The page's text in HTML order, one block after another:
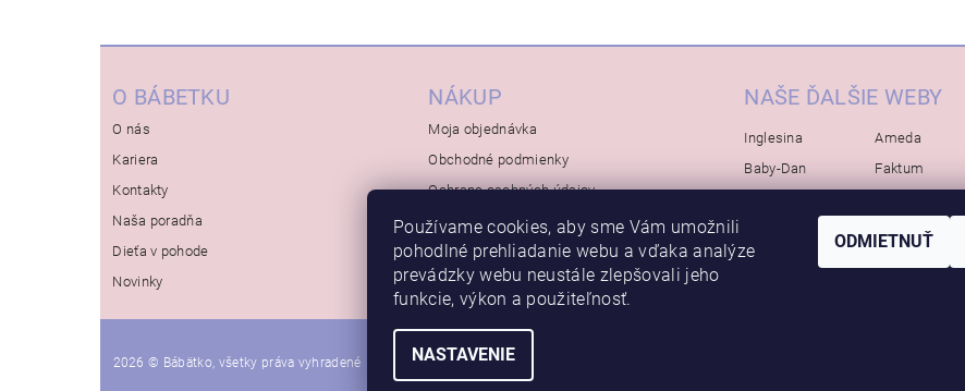
O BÁBETKU
O nás
Kariera
Kontakty
Naša poradňa
Dieťa v pohode
Novinky
NÁKUP
Moja objednávka
Obchodné podmienky
Ochrana osobných údajov
NAŠE ĎALŠIE WEBY
Inglesina
Baby-Dan
Avova
Ameda
Faktum
Bambino-Mio
2026 © Bábätko, všetky práva vyhradené
Používame cookies, aby sme Vám umožnili
pohodlné prehliadanie webu a vďaka analýze
prevádzky webu neustále zlepšovali jeho
funkcie, výkon a použiteľnosť.
NASTAVENIE
ODMIETNUŤ